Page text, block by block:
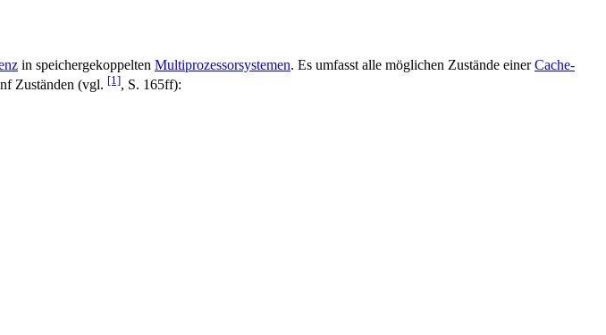
in speichergekoppelten Multiprozessorsystemen. Es umfasst alle möglichen Zustände einerCache-
Zuständen (vgl. [1], S. 165ff):